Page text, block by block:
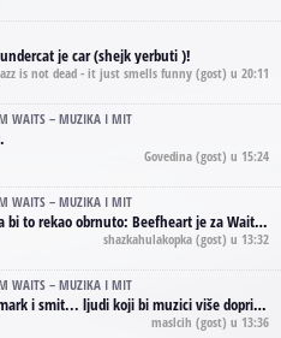
je car (shejk yerbuti )!
is not dead - it just smells funny (gost) u 20:11
WAITS – MUZIKA I MIT
Govedina (gost) u 15:24
WAITS – MUZIKA I MIT
obrnuto: Beefheart je za Waitsa, isto sto i Hendrix za Lenny Kravitza
shazkahulakopka (gost) u 13:32
WAITS – MUZIKA I MIT
koji bi muzici više doprineli da su radili kao vozači tramvaja u gsp-u.
maslcih (gost) u 13:36